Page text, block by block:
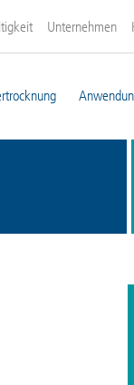
Unternehmen